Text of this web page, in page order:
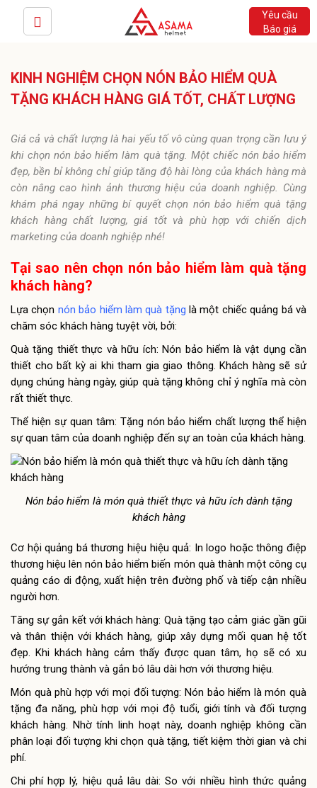
Yêu cầu
Báo giá
KINH NGHIỆM CHỌN NÓN BẢO HIỂM QUÀ
TẶNG KHÁCH HÀNG GIÁ TỐT, CHẤT LƯỢNG
Giá cả và chất lượng là hai yếu tố vô cùng quan trọng cần lưu ý
khi chọn nón bảo hiểm làm quà tặng. Một chiếc nón bảo hiểm
đẹp, bền bỉ không chỉ giúp tăng độ hài lòng của khách hàng mà
còn nâng cao hình ảnh thương hiệu của doanh nghiệp. Cùng
khám phá ngay những bí quyết chọn nón bảo hiểm quà tặng
khách hàng chất lượng, giá tốt và phù hợp với chiến dịch
marketing của doanh nghiệp nhé!
Tại sao nên chọn nón bảo hiểm làm quà tặng
khách hàng?
Lựa chọn nón bảo hiểm làm quà tặng là một chiếc quảng bá và
chăm sóc khách hàng tuyệt vời, bởi:
Quà tặng thiết thực và hữu ích: Nón bảo hiểm là vật dụng cần
thiết cho bất kỳ ai khi tham gia giao thông. Khách hàng sẽ sử
dụng chúng hàng ngày, giúp quà tặng không chỉ ý nghĩa mà còn
rất thiết thực.
Thể hiện sự quan tâm: Tặng nón bảo hiểm chất lượng thể hiện
sự quan tâm của doanh nghiệp đến sự an toàn của khách hàng.
Nón bảo hiểm là món quà thiết thực và hữu ích dành tặng
khách hàng
Cơ hội quảng bá thương hiệu hiệu quả: In logo hoặc thông điệp
thương hiệu lên nón bảo hiểm biến món quà thành một công cụ
quảng cáo di động, xuất hiện trên đường phố và tiếp cận nhiều
người hơn.
Tăng sự gắn kết với khách hàng: Quà tặng tạo cảm giác gần gũi
và thân thiện với khách hàng, giúp xây dựng mối quan hệ tốt
đẹp. Khi khách hàng cảm thấy được quan tâm, họ sẽ có xu
hướng trung thành và gắn bó lâu dài hơn với thương hiệu.
Món quà phù hợp với mọi đối tượng: Nón bảo hiểm là món quà
tặng đa năng, phù hợp với mọi độ tuổi, giới tính và đối tượng
khách hàng. Nhờ tính linh hoạt này, doanh nghiệp không cần
phân loại đối tượng khi chọn quà tặng, tiết kiệm thời gian và chi
phí.
Chi phí hợp lý, hiệu quả lâu dài: So với nhiều hình thức quảng